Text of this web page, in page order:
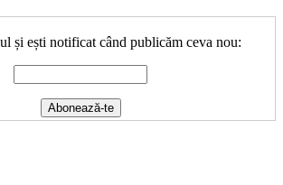
și ești notificat când publicăm ceva nou: